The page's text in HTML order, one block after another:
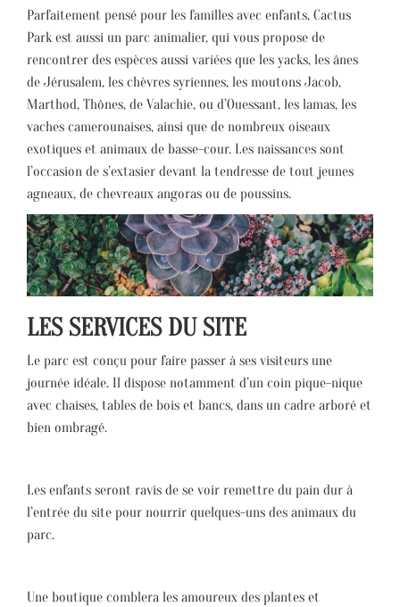
Parfaitement pensé pour les familles avec enfants, Cactus
Park est aussi un parc animalier, qui vous propose de
rencontrer des espèces aussi variées que les yacks, les ânes
de Jérusalem, les chèvres syriennes, les moutons Jacob,
Marthod, Thônes, de Valachie, ou d’Ouessant, les lamas, les
vaches camerounaises, ainsi que de nombreux oiseaux
exotiques et animaux de basse-cour. Les naissances sont
l’occasion de s’extasier devant la tendresse de tout jeunes
agneaux, de chevreaux angoras ou de poussins.
LES SERVICES DU SITE
Le parc est conçu pour faire passer à ses visiteurs une
journée idéale. Il dispose notamment d’un coin pique-nique
avec chaises, tables de bois et bancs, dans un cadre arboré et
bien ombragé.
Les enfants seront ravis de se voir remettre du pain dur à
l’entrée du site pour nourrir quelques-uns des animaux du
parc.
Une boutique comblera les amoureux des plantes et